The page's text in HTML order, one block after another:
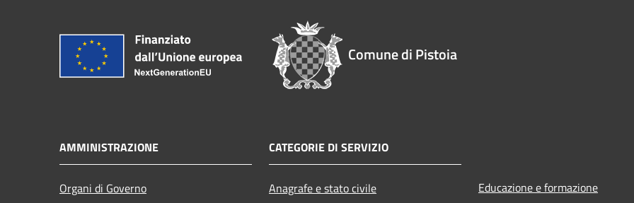
Comune di Pistoia
AMMINISTRAZIONE
Organi di Governo
CATEGORIE DI SERVIZIO
Anagrafe e stato civile
Educazione e formazione